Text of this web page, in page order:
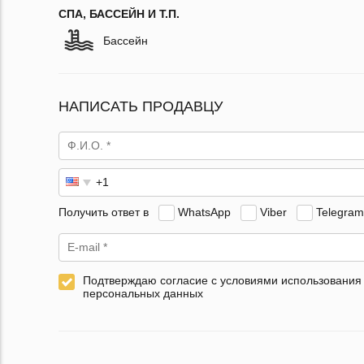
СПА, БАССЕЙН И Т.П.
Бассейн
НАПИСАТЬ ПРОДАВЦУ
Получить ответ в WhatsApp Viber Telegram
Подтверждаю согласие с условиями использования
персональных данных